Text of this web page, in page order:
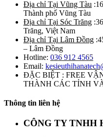
Địa chỉ Tại Vũng Tàu
Thành phố Vũng Tàu
Địa chỉ Tại Sóc Trăng
Trăng, Việt Nam
Địa chỉ Tại Lâm Đồng
– Lâm Đồng
Hotline: 036 912 4565
Email:
ĐẶC BIỆT : FREE
THÀNH CÁC TỈNH
Thông tin liên hệ
CÔNG TY TNHH